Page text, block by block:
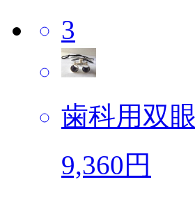
3
歯科用双
9,360円